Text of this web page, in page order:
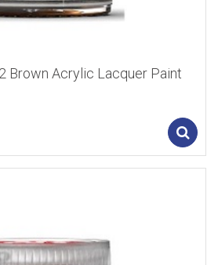
Brown Acrylic Lacquer Paint